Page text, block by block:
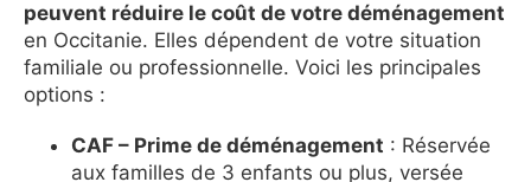
peuvent réduire le coût de votre déménagement
en Occitanie. Elles dépendent de votre situation
familiale ou professionnelle. Voici les principales
options :
CAF – Prime de déménagement : Réservée
aux familles de 3 enfants ou plus, versée